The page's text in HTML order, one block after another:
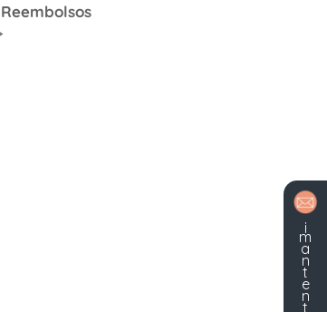
¡
m
a
n
t
e
n
t